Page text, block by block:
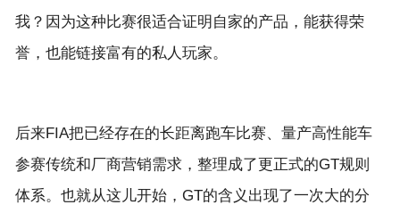
我？因为这种比赛很适合证明自家的产品，能获得荣
后来FIA把已经存在的长距离跑车比赛、量产高性能车
参赛传统和厂商营销需求，整理成了更正式的GT规则
体系。也就从这儿开始，GT的含义出现了一次大的分